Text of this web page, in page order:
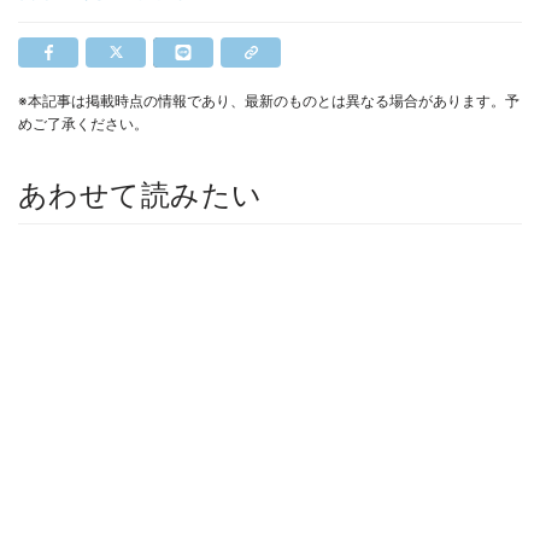
※本記事は掲載時点の情報であり、最新のものとは異なる場合があります。予
めご了承ください。
あわせて読みたい